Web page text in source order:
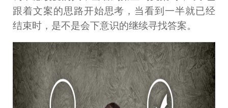
跟着文案的思路开始思考，当看到一半就已经
结束时，是不是会下意识的继续寻找答案。